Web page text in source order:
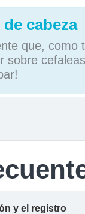
cabeza
que, como
sobre
y el registro